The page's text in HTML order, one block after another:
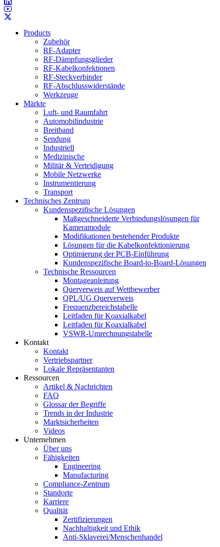
Products
Zubehör
RF-Adapter
RF-Dämpfungsglieder
RF-Kabelkonfektionen
RF-Steckverbinder
RF-Abschlusswiderstände
Werkzeuge
Märkte
Luft- und Raumfahrt
Automobilindustrie
Breitband
Sendung
Industriell
Medizinische
Militär & Verteidigung
Mobile Netzwerke
Instrumentierung
Transport
Technisches Zentrum
Kundenspezifische Lösungen
Maßgeschneiderte Verbindungslösungen für
Kameramodule
Modifikationen bestehender Produkte
Lösungen für die Kabelkonfektionierung
Optimierung der PCB-Einführung
Kundenspezifische Board-to-Board-Lösungen
Technische Ressourcen
Montageanleitung
Querverweis auf Wettbewerber
QPL/UG Querverweis
Frequenzbereichstabelle
Leitfaden für Koaxialkabel
Leitfaden für Koaxialkabel
VSWR-Umrechnungstabelle
Kontakt
Kontakt
Vertriebspartner
Lokale Repräsentanten
Ressourcen
Artikel & Nachrichten
FAQ
Glossar der Begriffe
Trends in der Industrie
Marktsicherheiten
Videos
Unternehmen
Über uns
Fähigkeiten
Engineering
Manufacturing
Compliance-Zentrum
Standorte
Karriere
Qualität
Zertifizierungen
Nachhaltigkeit und Ethik
Anti-Sklaverei/Menschenhandel